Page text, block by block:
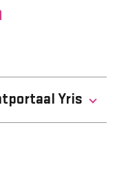
Yris